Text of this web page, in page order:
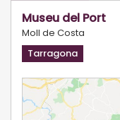
Museu del Port
Moll de Costa
Tarragona